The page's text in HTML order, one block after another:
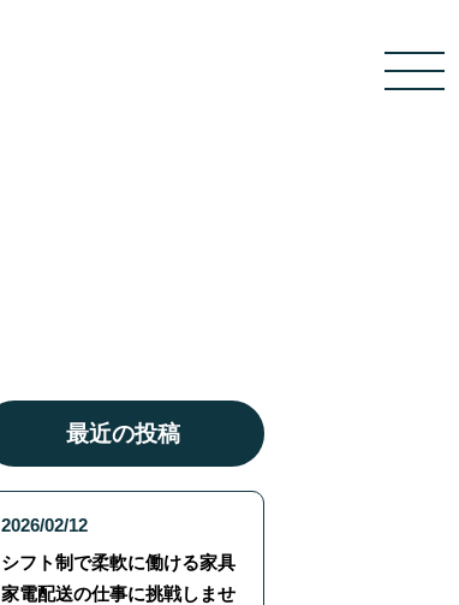
最近の投稿
2026/02/12
シフト制で柔軟に働ける家具
家電配送の仕事に挑戦しませ